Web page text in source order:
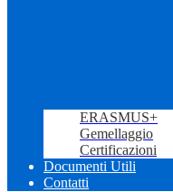
ERASMUS+
Gemellaggio
Certificazioni
Documenti Utili
Contatti